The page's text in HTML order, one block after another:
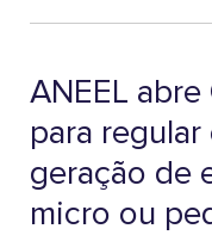
ANEEL
para
geração de
micro ou